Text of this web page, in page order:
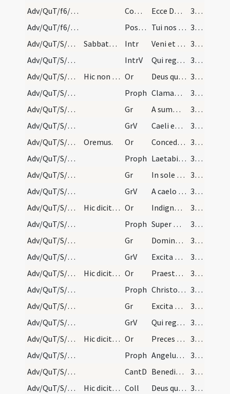
Adv/QuT/f6/M2/Mass Propers
Comm Ecce Dominus veniet
33 (5r)
Adv/QuT/f6/M2/Mass Propers
Postcomm Tui nos Domine sacramenti libatio sancta restauret
33 (5r)
Adv/QuT/S/M2/Mass Propers
Sabbato in duodecim lectionibus. Statio as sanctu… Intr Veni et ostende nobis faciem tuam
34 (5v)
Adv/QuT/S/M2/Mass Propers
IntrV Qui regis Israel intende
34 (5v)
Adv/QuT/S/M2/Mass Propers/1
Hic non dicitur Dominus vobiscum sed tantum Oremus Or Deus qui conspicis quia ex nostra pravitate affligimur
34 (5v)
Adv/QuT/S/M2/Mass Propers/1
Proph Clamabunt ad Dominum a facie tribulantis
34 (5v)
Adv/QuT/S/M2/Mass Propers/1
Gr A summo caelo egressio eius
34 (5v)
Adv/QuT/S/M2/Mass Propers/1
GrV Caeli enarrant gloriam Dei
34 (5v)
Adv/QuT/S/M2/Mass Propers/2
Oremus. Or Concede quaesumus omnipotens Deus ut qui sub peccati iugo
34 (5v)
Adv/QuT/S/M2/Mass Propers/2
Proph Laetabitur deserta et invia
34 (5v)
Adv/QuT/S/M2/Mass Propers/2
Gr In sole posuit tabernaculum suum
34 (5v)
Adv/QuT/S/M2/Mass Propers/2
GrV A caelo summo egressio eius
34 (5v)
Adv/QuT/S/M2/Mass Propers/3
Hic dicitur tantum Oremus. Or Indignos nos famulos tuos Domine quaesumus
34 (5v)
Adv/QuT/S/M2/Mass Propers/3
Proph Super montem excelsum ascende tu
34 (5v)
Adv/QuT/S/M2/Mass Propers/3
Gr Domine Deus virtutum converte nos
35 (6r)
Adv/QuT/S/M2/Mass Propers/3
GrV Excita Domine potentiam tuam
35 (6r)
Adv/QuT/S/M2/Mass Propers/4
Hic dicitur tantum Oremus. Or Praesta quaesumus omnipotens Deus ut Filii tui ventura sollemnitas
35 (6r)
Adv/QuT/S/M2/Mass Propers/4
Proph Christo meo Cyro cuius apprehendi dexteram
35 (6r)
Adv/QuT/S/M2/Mass Propers/4
Gr Excita Domine potentiam tuam
35 (6r)
Adv/QuT/S/M2/Mass Propers/4
GrV Qui regis Israel intende
35 (6r)
Adv/QuT/S/M2/Mass Propers/5
Hic dicitur tantum Oremus. Or Preces populi tui ... pietatis tuae visitatione consolemur.
35 (6r)
Adv/QuT/S/M2/Mass Propers/5
Proph Angelus Domini (1) ... dicentes
35 (6r)
Adv/QuT/S/M2/Mass Propers
CantD Benedictus es Domine Deus patrum nostrorum
35 (6r)
Adv/QuT/S/M2/Mass Propers
Hic dicitur Dominus vobiscum. Coll Deus qui tribus pueris mitigasti
36 (6v)